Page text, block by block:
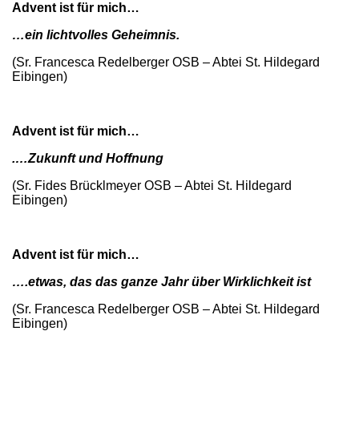
Advent ist für mich…
…ein lichtvolles Geheimnis.
(Sr. Francesca Redelberger OSB – Abtei St. Hildegard
Eibingen)
Advent ist für mich…
.…Zukunft und Hoffnung
(Sr. Fides Brücklmeyer OSB – Abtei St. Hildegard
Eibingen)
Advent ist für mich…
….etwas, das das ganze Jahr über Wirklichkeit ist
(Sr. Francesca Redelberger OSB – Abtei St. Hildegard
Eibingen)